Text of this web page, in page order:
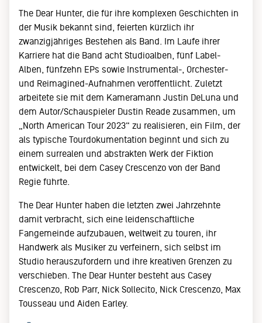
The Dear Hunter, die für ihre komplexen Geschichten in
der Musik bekannt sind, feierten kürzlich ihr
zwanzigjähriges Bestehen als Band. Im Laufe ihrer
Karriere hat die Band acht Studioalben, fünf Label-
Alben, fünfzehn EPs sowie Instrumental-, Orchester-
und Reimagined-Aufnahmen veröffentlicht. Zuletzt
arbeitete sie mit dem Kameramann Justin DeLuna und
dem Autor/Schauspieler Dustin Reade zusammen, um
„North American Tour 2023“ zu realisieren, ein Film, der
als typische Tourdokumentation beginnt und sich zu
einem surrealen und abstrakten Werk der Fiktion
entwickelt, bei dem Casey Crescenzo von der Band
Regie führte.
The Dear Hunter haben die letzten zwei Jahrzehnte
damit verbracht, sich eine leidenschaftliche
Fangemeinde aufzubauen, weltweit zu touren, ihr
Handwerk als Musiker zu verfeinern, sich selbst im
Studio herauszufordern und ihre kreativen Grenzen zu
verschieben. The Dear Hunter besteht aus Casey
Crescenzo, Rob Parr, Nick Sollecito, Nick Crescenzo, Max
Tousseau und Aiden Earley.